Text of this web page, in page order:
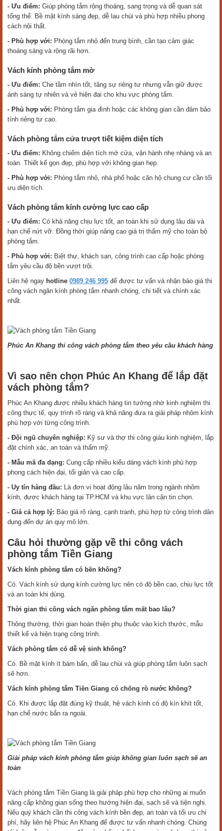
- Ưu điểm: Giúp phòng tắm rộng thoáng, sang trọng và dễ quan sát
tổng thể. Bề mặt kính sáng đẹp, dễ lau chùi và phù hợp nhiều phong
cách nội thất.
- Phù hợp với: Phòng tắm nhỏ đến trung bình, cần tạo cảm giác
thoáng sáng và rộng rãi hơn.
Vách kính phòng tắm mờ
- Ưu điểm: Che tầm nhìn tốt, tăng sự riêng tư nhưng vẫn giữ được
ánh sáng tự nhiên và vẻ hiện đại cho khu vực phòng tắm.
- Phù hợp với: Phòng tắm gia đình hoặc các không gian cần đảm bảo
tính riêng tư cao.
Vách phòng tắm cửa trượt tiết kiệm diện tích
- Ưu điểm: Không chiếm diện tích mở cửa, vận hành nhẹ nhàng và an
toàn. Thiết kế gọn đẹp, phù hợp với không gian hẹp.
- Phù hợp với: Phòng tắm nhỏ, nhà phố hoặc căn hộ chung cư cần tối
ưu diện tích.
Vách phòng tắm kính cường lực cao cấp
- Ưu điểm: Có khả năng chịu lực tốt, an toàn khi sử dụng lâu dài và
hạn chế nứt vỡ. Đồng thời giúp nâng cao giá trị thẩm mỹ cho toàn bộ
phòng tắm.
- Phù hợp với: Biệt thự, khách sạn, công trình cao cấp hoặc phòng
tắm yêu cầu độ bền vượt trội.
Liên hệ ngay hotline 0989 246 995 để được tư vấn và nhận báo giá thi
công vách ngăn kính phòng tắm nhanh chóng, chi tiết và chính xác
nhất.
Phúc An Khang thi công vách phòng tắm theo yêu cầu khách hàng
Vì sao nên chọn Phúc An Khang để lắp đặt
vách phòng tắm?
Phúc An Khang được nhiều khách hàng tin tưởng nhờ kinh nghiệm thi
công thực tế, quy trình rõ ràng và khả năng đưa ra giải pháp nhôm kính
phù hợp với từng công trình.
- Đội ngũ chuyên nghiệp: Kỹ sư và thợ thi công giàu kinh nghiệm, lắp
đặt chính xác, an toàn và thẩm mỹ.
- Mẫu mã đa dạng: Cung cấp nhiều kiểu dáng vách kính phù hợp
phong cách hiện đại, tối giản và cao cấp.
- Uy tín hàng đầu: Là đơn vị hoạt động lâu năm trong ngành nhôm
kính, được khách hàng tại TP.HCM và khu vực lân cận tin chọn.
- Giá cả hợp lý: Báo giá rõ ràng, cạnh tranh, phù hợp từ công trình dân
dụng đến dự án quy mô lớn.
Câu hỏi thường gặp về thi công vách
phòng tắm Tiền Giang
Vách kính phòng tắm có bền không?
Có. Vách kính sử dụng kính cường lực nên có độ bền cao, chịu lực tốt
và an toàn khi dùng.
Thời gian thi công vách ngăn phòng tắm mất bao lâu?
Thông thường, thời gian hoàn thiện phụ thuộc vào kích thước, mẫu
thiết kế và hiện trạng công trình.
Vách phòng tắm có dễ vệ sinh không?
Có. Bề mặt kính ít bám bẩn, dễ lau chùi và giúp phòng tắm luôn sạch
sẽ hơn.
Vách kính phòng tắm Tiền Giang có chống rò nước không?
Có. Khi được lắp đặt đúng kỹ thuật, hệ vách kính có độ kín khít tốt,
hạn chế nước bắn ra ngoài.
Giải pháp vách kính phòng tắm giúp không gian luôn sạch sẽ an
toàn
Vách phòng tắm Tiền Giang là giải pháp phù hợp cho những ai muốn
nâng cấp không gian sống theo hướng hiện đại, sạch sẽ và tiện nghi.
Nếu quý khách cần thi công vách kính bền đẹp, an toàn và tối ưu chi
phí, hãy liên hệ Phúc An Khang để được tư vấn nhanh chóng. Chúng